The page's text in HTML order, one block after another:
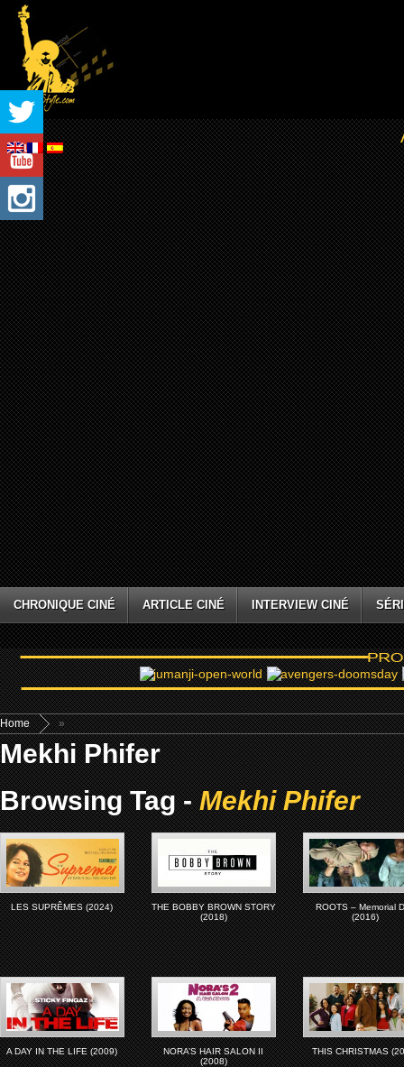
CHRONIQUE CINÉ ARTICLE CINÉ INTERVIEW CINÉ
Home »
Mekhi Phifer
Browsing Tag -Mekhi Phifer
LES SUPRÊMES (2024)
THE BOBBY BROWN STORY
(2018)
ROOTS – Memorial
(2016)
A DAY IN THE LIFE (2009)
NORA’S HAIR SALON II
(2008)
THIS CHRISTMAS